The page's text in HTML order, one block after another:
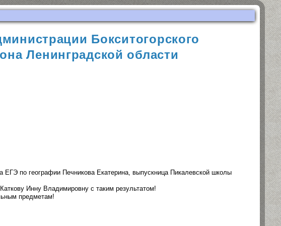
Бокситогорского
Ленинградской области
по географии Печникова Екатерина, выпускница Пикалевской школы
Инну Владимировну с таким результатом!
предметам!